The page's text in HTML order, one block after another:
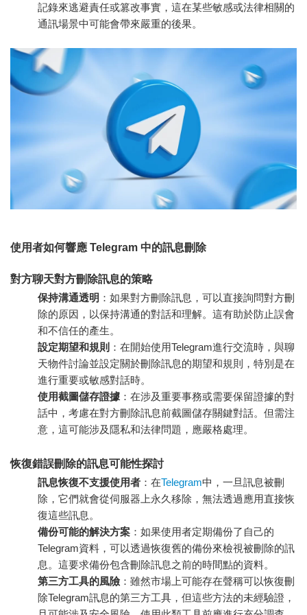
記錄來逃避責任或篡改事實，這在某些敏感或法律相關的
通訊場景中可能會帶來嚴重的後果。
使用者如何響應 Telegram 中的訊息刪除
對方聊天對方刪除訊息的策略
保持溝通透明 ：如果對方刪除訊息，可以直接詢問對方刪
除的原因，以保持溝通的對話和理解。這有助於防止誤會
和不信任的產生。
設定期望和規則 ：在開始使用Telegram進行交流時，與聊
天物件討論並設定關於刪除訊息的期望和規則，特別是在
進行重要或敏感對話時。
使用截圖儲存證據 ：在涉及重要事務或需要保留證據的對
話中，考慮在對方刪除訊息前截圖儲存關鍵對話。但需注
意，這可能涉及隱私和法律問題，應嚴格處理。
恢復錯誤刪除的訊息可能性探討
訊息恢復不支援使用者 ：在Telegram中，一旦訊息被刪
除，它們就會從伺服器上永久移除，無法透過應用直接恢
復這些訊息。
備份可能的解決方案 ：如果使用者定期備份了自己的
Telegram資料，可以透過恢復舊的備份來檢視被刪除的訊
息。這要求備份包含刪除訊息之前的時間點的資料。
第三方工具的風險：雖然市場上可能存在聲稱可以恢復刪
除Telegram訊息的第三方工具，但這些方法的未經驗證，